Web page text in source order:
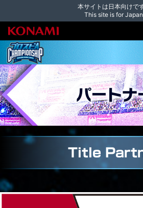
本サイトは日本向けです
This site is for
パートナ
Title